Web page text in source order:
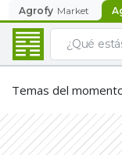
Agrofy Market
Temas del